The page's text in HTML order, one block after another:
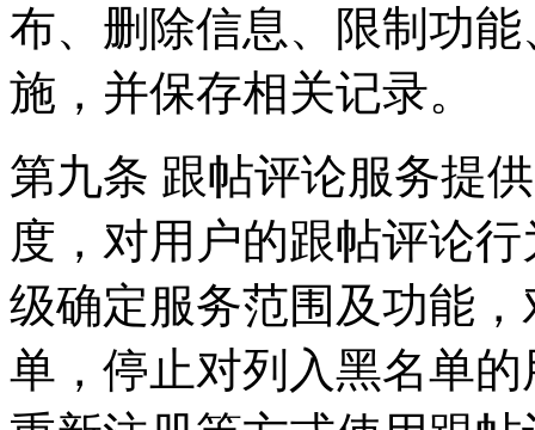
布、删除信息、限制功
施，并保存相关记录。
第九条 跟帖评论服务提
度，对用户的跟帖评论
级确定服务范围及功能
单，停止对列入黑名单